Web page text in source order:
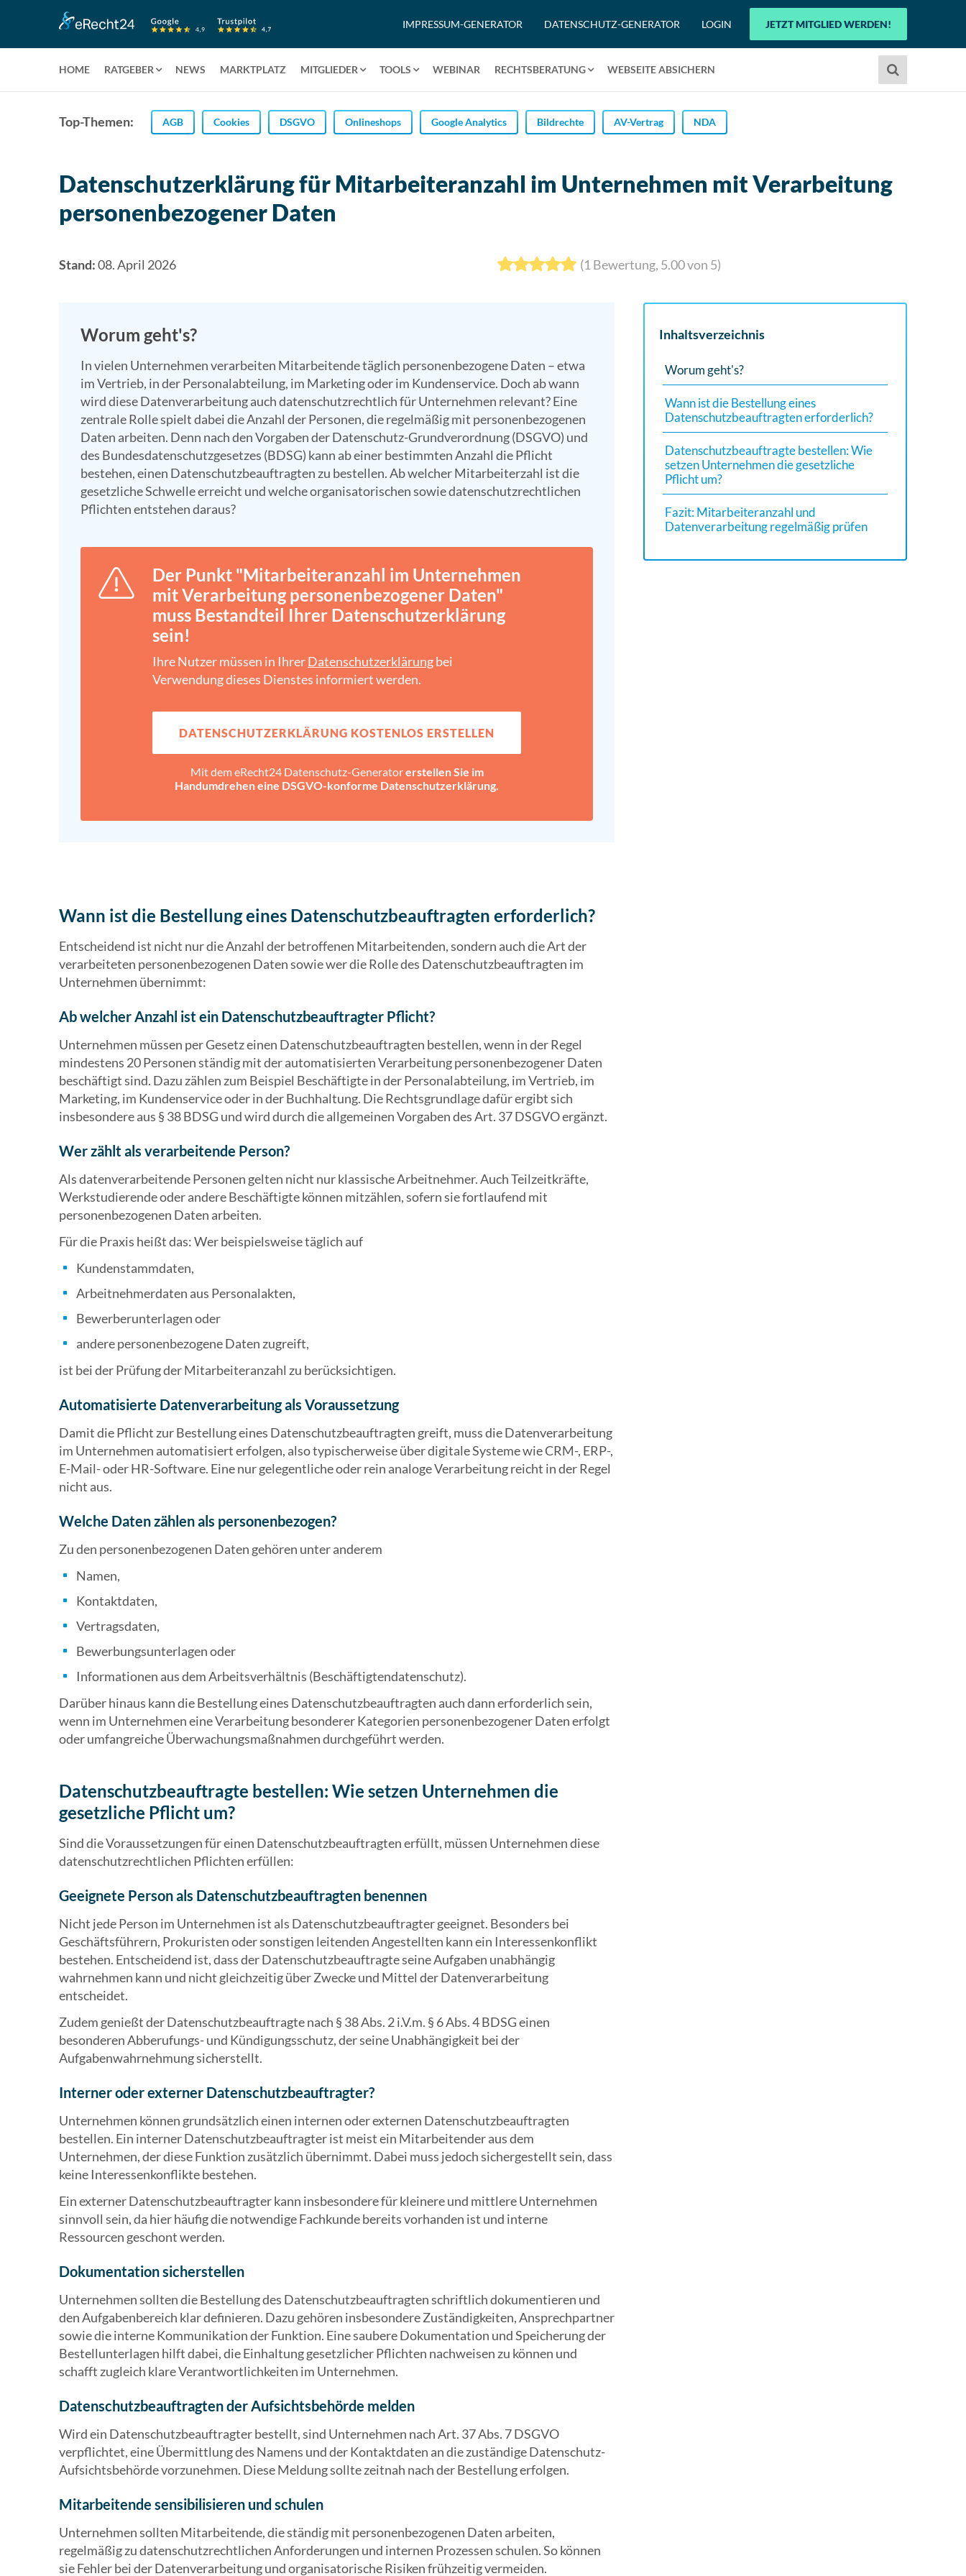
IMPRESSUM-GENERATOR DATENSCHUTZ-GENERATOR LOGIN JETZT MITGLIED WERDEN!
HOME RATGEBER NEWS MARKTPLATZ MITGLIEDER TOOLS WEBINAR RECHTSBERATUNG WEBSEITE ABSICHERN
Verwende
die
um
Suchergebnis
können
Top-Themen: AGB Cookies DSGVO Onlineshops Google Analytics Bildrechte AV-Vertrag NDA
Datenschutzerklärung für Mitarbeiteranzahl im Unternehmen mit Verarbeitung
personenbezogener Daten
Stand:08. April 2026 (1Bewertung, 5.00von 5)
Inhaltsverzeichnis
Worum geht's?
Wann ist die Bestellung eines
Datenschutzbeauftragten erforderlich?
Datenschutzbeauftragte bestellen: Wie
setzen Unternehmen die gesetzliche
Pflicht um?
Fazit: Mitarbeiteranzahl und
Datenverarbeitung regelmäßig prüfen
Worum geht's?
In vielen Unternehmen verarbeiten Mitarbeitende täglich personenbezogene Daten – etwa
im Vertrieb, in der Personalabteilung, im Marketing oder im Kundenservice. Doch ab wann
wird diese Datenverarbeitung auch datenschutzrechtlich für Unternehmen relevant? Eine
zentrale Rolle spielt dabei die Anzahl der Personen, die regelmäßig mit personenbezogenen
Daten arbeiten. Denn nach den Vorgaben der Datenschutz-Grundverordnung (DSGVO) und
des Bundesdatenschutzgesetzes (BDSG) kann ab einer bestimmten Anzahl die Pflicht
bestehen, einen Datenschutzbeauftragten zu bestellen. Ab welcher Mitarbeiterzahl ist die
gesetzliche Schwelle erreicht und welche organisatorischen sowie datenschutzrechtlichen
Pflichten entstehen daraus?
Der Punkt "Mitarbeiteranzahl im Unternehmen
mit Verarbeitung personenbezogener Daten"
muss Bestandteil Ihrer Datenschutz­erklärung
sein!
Ihre Nutzer müssen in IhrerDatenschutz­erklärungbei
Verwendung dieses Dienstes informiert werden.
DATENSCHUTZ­ERKLÄRUNG KOSTENLOS ERSTELLEN
Mit dem eRecht24 Datenschutz-Generatorerstellen Sie im
Handumdrehen eine DSGVO-konforme Datenschutz­erklärung.
Wann ist die Bestellung eines Datenschutzbeauftragten erforderlich?
Entscheidend ist nicht nur die Anzahl der betroffenen Mitarbeitenden, sondern auch die Art der
verarbeiteten personenbezogenen Daten sowie wer die Rolle des Datenschutzbeauftragten im
Unternehmen übernimmt:
Ab welcher Anzahl ist ein Datenschutzbeauftragter Pflicht?
Unternehmen müssen per Gesetz einen Datenschutzbeauftragten bestellen, wenn in der Regel
mindestens 20 Personen ständig mit der automatisierten Verarbeitung personenbezogener Daten
beschäftigt sind. Dazu zählen zum Beispiel Beschäftigte in der Personalabteilung, im Vertrieb, im
Marketing, im Kundenservice oder in der Buchhaltung. Die Rechtsgrundlage dafür ergibt sich
insbesondere aus § 38 BDSG und wird durch die allgemeinen Vorgaben des Art. 37 DSGVO ergänzt.
Wer zählt als verarbeitende Person?
Als datenverarbeitende Personen gelten nicht nur klassische Arbeitnehmer. Auch Teilzeitkräfte,
Werkstudierende oder andere Beschäftigte können mitzählen, sofern sie fortlaufend mit
personenbezogenen Daten arbeiten.
Für die Praxis heißt das: Wer beispielsweise täglich auf
Kundenstammdaten,
Arbeitnehmerdaten aus Personalakten,
Bewerberunterlagen oder
andere personenbezogene Daten zugreift,
ist bei der Prüfung der Mitarbeiteranzahl zu berücksichtigen.
Automatisierte Datenverarbeitung als Voraussetzung
Damit die Pflicht zur Bestellung eines Datenschutzbeauftragten greift, muss die Datenverarbeitung
im Unternehmen automatisiert erfolgen, also typischerweise über digitale Systeme wie CRM-, ERP-,
E-Mail- oder HR-Software. Eine nur gelegentliche oder rein analoge Verarbeitung reicht in der Regel
nicht aus.
Welche Daten zählen als personenbezogen?
Zu den personenbezogenen Daten gehören unter anderem
Namen,
Kontaktdaten,
Vertragsdaten,
Bewerbungsunterlagen oder
Informationen aus dem Arbeitsverhältnis (Beschäftigtendatenschutz).
Darüber hinaus kann die Bestellung eines Datenschutzbeauftragten auch dann erforderlich sein,
wenn im Unternehmen eine Verarbeitung besonderer Kategorien personenbezogener Daten erfolgt
oder umfangreiche Überwachungsmaßnahmen durchgeführt werden.
Datenschutzbeauftragte bestellen: Wie setzen Unternehmen die
gesetzliche Pflicht um?
Sind die Voraussetzungen für einen Datenschutzbeauftragten erfüllt, müssen Unternehmen diese
datenschutzrechtlichen Pflichten erfüllen:
Geeignete Person als Datenschutzbeauftragten benennen
Nicht jede Person im Unternehmen ist als Datenschutzbeauftragter geeignet. Besonders bei
Geschäftsführern, Prokuristen oder sonstigen leitenden Angestellten kann ein Interessenkonflikt
bestehen. Entscheidend ist, dass der Datenschutzbeauftragte seine Aufgaben unabhängig
wahrnehmen kann und nicht gleichzeitig über Zwecke und Mittel der Datenverarbeitung
entscheidet.
Zudem genießt der Datenschutzbeauftragte nach § 38 Abs. 2 i.V.m. § 6 Abs. 4 BDSG einen
besonderen Abberufungs- und Kündigungsschutz, der seine Unabhängigkeit bei der
Aufgabenwahrnehmung sicherstellt.
Interner oder externer Datenschutzbeauftragter?
Unternehmen können grundsätzlich einen internen oder externen Datenschutzbeauftragten
bestellen. Ein interner Datenschutzbeauftragter ist meist ein Mitarbeitender aus dem
Unternehmen, der diese Funktion zusätzlich übernimmt. Dabei muss jedoch sichergestellt sein, dass
keine Interessenkonflikte bestehen.
Ein externer Datenschutzbeauftragter kann insbesondere für kleinere und mittlere Unternehmen
sinnvoll sein, da hier häufig die notwendige Fachkunde bereits vorhanden ist und interne
Ressourcen geschont werden.
Dokumentation sicherstellen
Unternehmen sollten die Bestellung des Datenschutzbeauftragten schriftlich dokumentieren und
den Aufgabenbereich klar definieren. Dazu gehören insbesondere Zuständigkeiten, Ansprechpartner
sowie die interne Kommunikation der Funktion. Eine saubere Dokumentation und Speicherung der
Bestellunterlagen hilft dabei, die Einhaltung gesetzlicher Pflichten nachweisen zu können und
schafft zugleich klare Verantwortlichkeiten im Unternehmen.
Datenschutzbeauftragten der Aufsichtsbehörde melden
Wird ein Datenschutzbeauftragter bestellt, sind Unternehmen nach Art. 37 Abs. 7 DSGVO
verpflichtet, eine Übermittlung des Namens und der Kontaktdaten an die zuständige Datenschutz-
Aufsichtsbehörde vorzunehmen. Diese Meldung sollte zeitnah nach der Bestellung erfolgen.
Mitarbeitende sensibilisieren und schulen
Unternehmen sollten Mitarbeitende, die ständig mit personenbezogenen Daten arbeiten,
regelmäßig zu datenschutzrechtlichen Anforderungen und internen Prozessen schulen. So können
sie Fehler bei der Datenverarbeitung und organisatorische Risiken frühzeitig vermeiden.